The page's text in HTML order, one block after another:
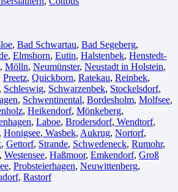
, Bad Schwartau, Bad Segeberg,
, Elmshorn, Eutin, Halstenbek, Henstedt-
, Mölln, Neumünster, Neustadt in Holstein,
Preetz, Quickborn, Ratekau, Reinbek,
, Schleswig, Schwarzenbek, Stockelsdorf,
, Schwentinental, Bordesholm, Molfsee,
, Heikendorf, Mönkeberg,
, Laboe, Brodersdorf, Wendtorf,
, Honigsee, Wasbek, Aukrug, Nortorf,
, Gettorf, Strande, Schwedeneck, Rumohr,
, Westensee, Haßmoor, Emkendorf, Groß
, Probsteierhagen, Neuwittenberg,
, Rastorf